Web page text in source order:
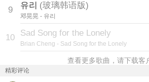
9 유리 (玻璃韩语版)
邓晃晃 - 유리
10 Sad Song for the Lonely
Brian Cheng - Sad Song for the Lonely
查看更多歌曲，请下载客
精彩评论